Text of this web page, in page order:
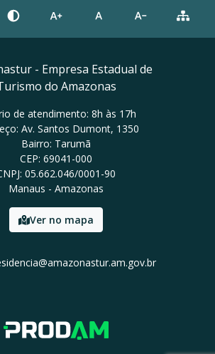
- Empresa Estadual de
do Amazonas
de atendimento: 8h às 17h
Av. Santos Dumont, 1350
Bairro: Tarumã
CEP: 69041-000
05.662.046/0001-90
Manaus - Amazonas
Ver no mapa